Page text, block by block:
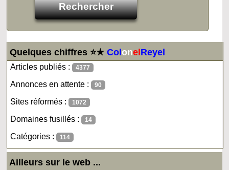
Quelques chiffres ⭐★ColonelReyel
Articles publiés : 4377
Annonces en attente : 90
Sites réformés : 1072
Domaines fusillés : 14
Catégories : 114
Ailleurs sur le web ...